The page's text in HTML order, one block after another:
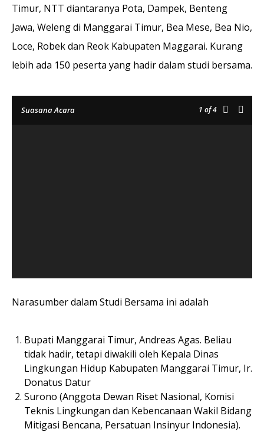
Timur, NTT diantaranya Pota, Dampek, Benteng
Jawa, Weleng di Manggarai Timur, Bea Mese, Bea Nio,
Loce, Robek dan Reok Kabupaten Maggarai. Kurang
lebih ada 150 peserta yang hadir dalam studi bersama.
Suasana Acara 1 of 4
Narasumber dalam Studi Bersama ini adalah
Bupati Manggarai Timur, Andreas Agas. Beliau
tidak hadir, tetapi diwakili oleh Kepala Dinas
Lingkungan Hidup Kabupaten Manggarai Timur, Ir.
Donatus Datur
Surono (Anggota Dewan Riset Nasional, Komisi
Teknis Lingkungan dan Kebencanaan Wakil Bidang
Mitigasi Bencana, Persatuan Insinyur Indonesia).